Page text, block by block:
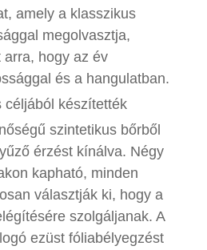
amely a klasszikus
megolvasztja,
hogy az év
és a hangulatban.
céljából készítették
szintetikus bőrből
érzést kínálva. Négy
kapható, minden
választják ki, hogy a
szolgáljanak. A
ezüst fóliabélyegzést